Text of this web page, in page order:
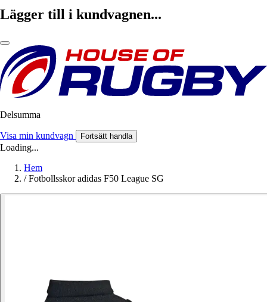
Lägger till i kundvagnen...
Delsumma
Visa min kundvagn Fortsätt handla
Loading...
Hem
/ Fotbollsskor adidas F50 League SG